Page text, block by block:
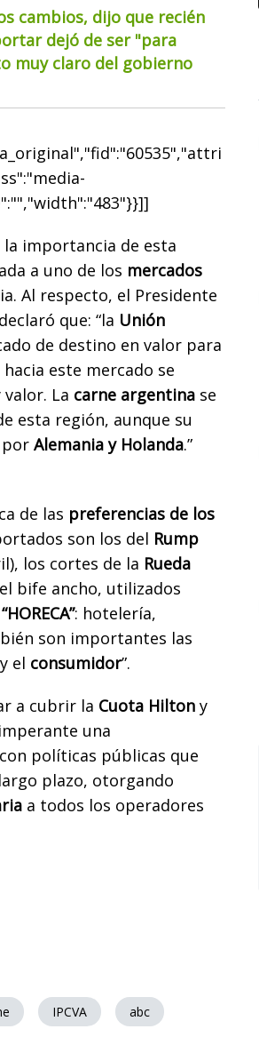
cambios, dijo que recién
dejó de ser "para
muy claro del gobierno
la importancia de esta
a uno de los mercados
Al respecto, el Presidente
que: “la Unión
de destino en valor para
hacia este mercado se
La carne argentina se
esta región, aunque su
Alemania y Holanda.”
de las preferencias de los
son los del Rump
los cortes de la Rueda
bife ancho, utilizados
“HORECA”: hotelería,
son importantes las
y el consumidor”.
a cubrir la Cuota Hilton y
una
políticas públicas que
plazo, otorgando
a todos los operadores
IPCVA abc